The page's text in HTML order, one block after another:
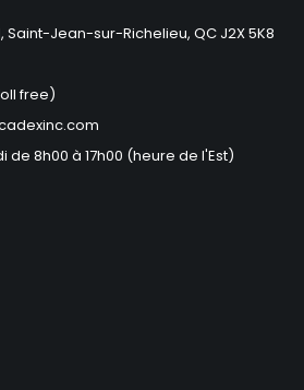
Saint-Jean-sur-Richelieu, QC J2X 5K8
free)
de 8h00 à 17h00 (heure de l'Est)